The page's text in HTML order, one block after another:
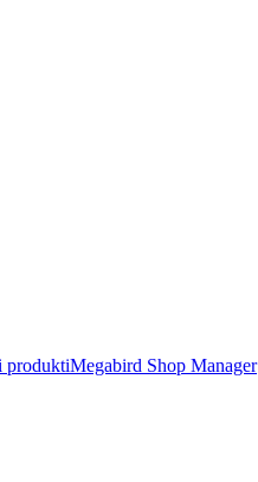
produktiMegabird Shop Manager